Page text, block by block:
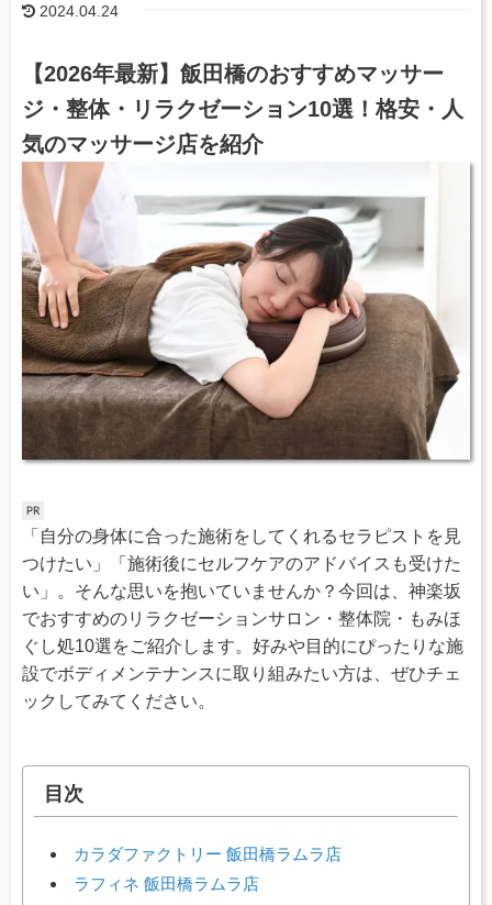
2024.04.24
【2026年最新】飯田橋のおすすめマッサー
ジ・整体・リラクゼーション10選！格安・人
気のマッサージ店を紹介
「自分の身体に合った施術をしてくれるセラピストを見
つけたい」「施術後にセルフケアのアドバイスも受けた
い」。そんな思いを抱いていませんか？今回は、神楽坂
でおすすめのリラクゼーションサロン・整体院・もみほ
ぐし処10選をご紹介します。好みや目的にぴったりな施
設でボディメンテナンスに取り組みたい方は、ぜひチェ
ックしてみてください。
目次
カラダファクトリー 飯田橋ラムラ店
ラフィネ 飯田橋ラムラ店